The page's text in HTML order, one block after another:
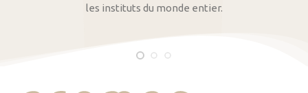
les instituts du monde entier.